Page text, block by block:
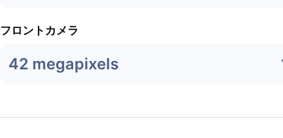
フロントカメラ
42 megapixels